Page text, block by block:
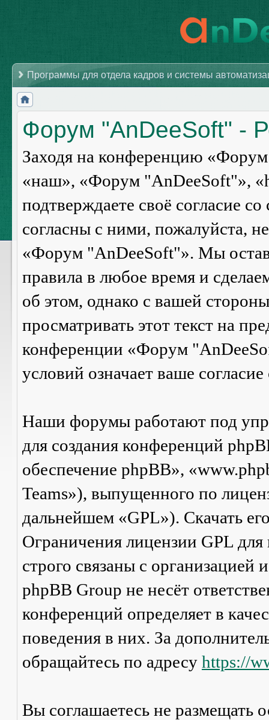
Программы для отдела кадров и системы
Форум "AnDeeSoft" -
Заходя на конференцию
«наш», «Форум "AnDeeSoft"»,
подтверждаете своё согласие
согласны с ними, пожалуйста,
«Форум "AnDeeSoft"». Мы
правила в любое время и
об этом, однако с вашей
просматривать этот текст на
конференции «Форум
условий означает ваше
Наши форумы работают под
для создания конференций
обеспечение phpBB»,
Teams»), выпущенного по
дальнейшем «GPL»). Скачать
Ограничения лицензии GPL
строго связаны с
phpBB Group не несёт
конференций определяет в
поведения в них. За
обращайтесь по адресу https://
Вы соглашаетесь не размещать